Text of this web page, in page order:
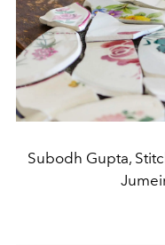
Subodh Gupta,